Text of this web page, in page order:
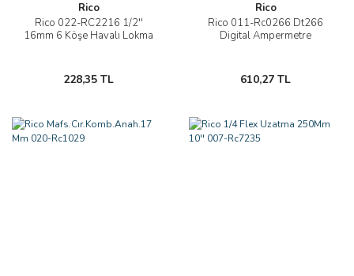
Rico
Rico 022-RC2216 1/2''
16mm 6 Köşe Havalı Lokma
228,35 TL
Rico
Rico 011-Rc0266 Dt266
Digital Ampermetre
610,27 TL